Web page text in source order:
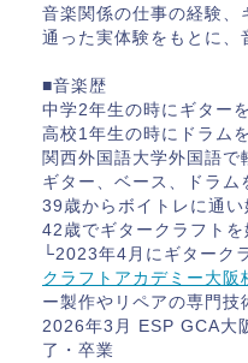
音楽関係の仕事の経験、
通った実体験をもとに、
■音楽歴
中学2年生の時にギター
高校1年生の時にドラム
関西外国語大学外国語で
ギター、ベース、ドラム
39歳からボイトレに通い
42歳でギタークラフトを
└2023年4月にギターク
クラフトアカデミー大阪
ー製作やリペアの専門技
2026年3月 ESP GCA大
了・卒業